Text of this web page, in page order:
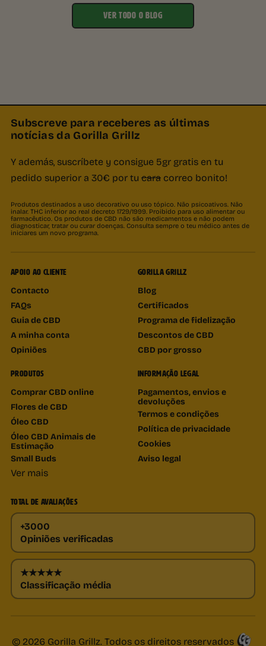
VER TODO O BLOG
Subscreve para receberes as últimas
notícias da Gorilla Grillz
Y además, suscríbete y consigue 5gr gratis en tu
pedido superior a 30€ por tu cara correo bonito!
Produtos destinados a uso decorativo ou uso tópico. Não psicoativos. Não
inalar. THC inferior ao real decreto 1729/1999. Proibido para uso alimentar ou
farmacêutico. Os produtos de CBD não são medicamentos e não podem
diagnosticar, tratar ou curar doenças. Consulta sempre o teu médico antes de
iniciares um novo programa.
APOIO AO CLIENTE
Contacto
FAQs
Guia de CBD
A minha conta
Opiniões
GORILLA GRILLZ
Blog
Certificados
Programa de fidelização
Descontos de CBD
CBD por grosso
PRODUTOS
Comprar CBD online
Flores de CBD
Óleo CBD
Óleo CBD Animais de
Estimação
Small Buds
Ver mais
INFORMAÇÃO LEGAL
Pagamentos, envios e
devoluções
Termos e condições
Política de privacidade
Cookies
Aviso legal
TOTAL DE AVALIAÇÕES
+3000
Opiniões verificadas
★★★★★
Classificação média
© 2026 Gorilla Grillz. Todos os direitos reservados